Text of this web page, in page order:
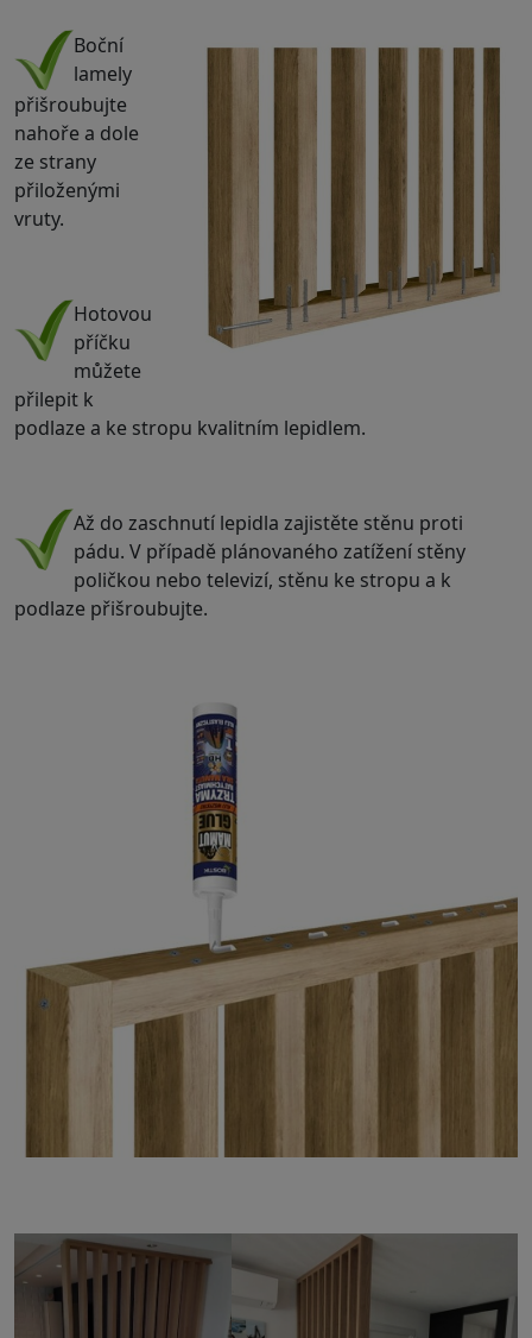
Boční
lamely
přišroubujte
nahoře a dole
ze strany
přiloženými
vruty.
Hotovou
příčku
můžete
přilepit k
podlaze a ke stropu kvalitním lepidlem.
Až do zaschnutí lepidla zajistěte stěnu proti
pádu. V případě plánovaného zatížení stěny
poličkou nebo televizí, stěnu ke stropu a k
podlaze přišroubujte.